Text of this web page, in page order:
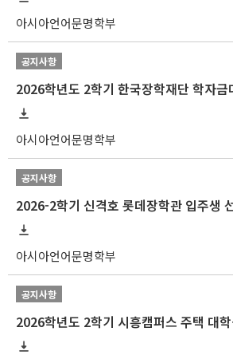
아시아언어문명학부
공지사항
2026학년도 2학기 한국장학재단 학자
아시아언어문명학부
공지사항
아시아언어문명학부
공지사항